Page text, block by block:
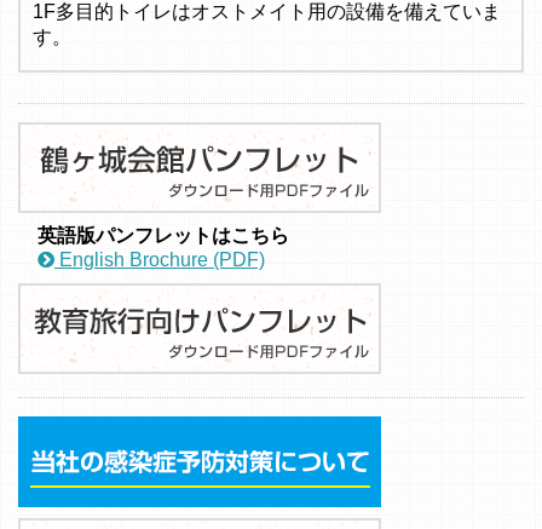
1F多目的トイレはオストメイト用の設備を備えていま
す。
英語版パンフレットはこちら
English Brochure (PDF)